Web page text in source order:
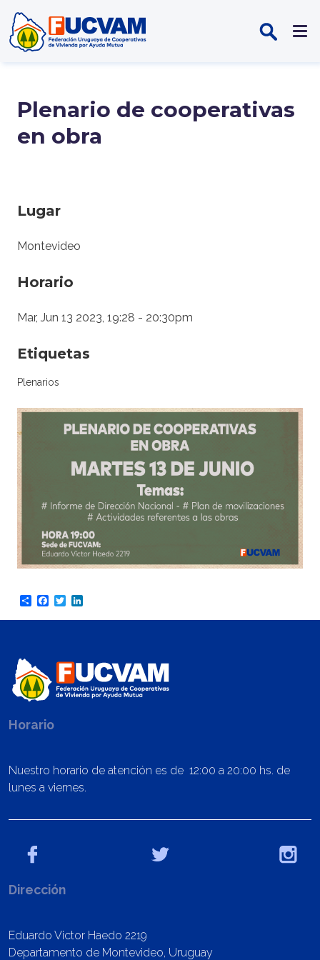
Plenario de cooperativas
en obra
Lugar
Montevideo
Horario
Mar, Jun 13 2023, 19:28 - 20:30pm
Etiquetas
Plenarios
ShareFacebook
Twitter
Horario
Nuestro horario de atención es de 12:00 a 20:00 hs. de
lunes a viernes.
Dirección
Eduardo Victor Haedo 2219
Departamento de Montevideo, Uruguay